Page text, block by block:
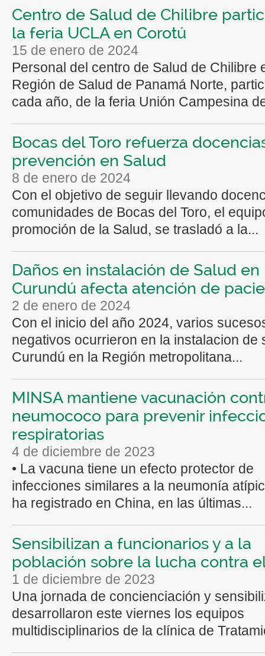
Centro de Salud de Chilibre
la feria UCLA en Corotú
15 de enero de 2024
Personal del centro de Salud de Chilibre
Región de Salud de Panamá Norte,
cada año, de la feria Unión Campesina
Bocas del Toro refuerza
prevención en Salud
8 de enero de 2024
Con el objetivo de seguir llevando
comunidades de Bocas del Toro, el
promoción de la Salud, se trasladó a la...
Daños en instalación de Salud en
Curundú afecta atención de
2 de enero de 2024
Con el inicio del año 2024, varios
negativos ocurrieron en la instalacion de
Curundú en la Región metropolitana...
MINSA mantiene vacunación
neumococo para prevenir
respiratorias
4 de diciembre de 2023
• La vacuna tiene un efecto protector de
infecciones similares a la neumonía
ha registrado en China, en las últimas...
Sensibilizan a funcionarios y a la
población sobre la lucha contra
1 de diciembre de 2023
Una jornada de concienciación y
desarrollaron este viernes los equipos
multidisciplinarios de la clínica de